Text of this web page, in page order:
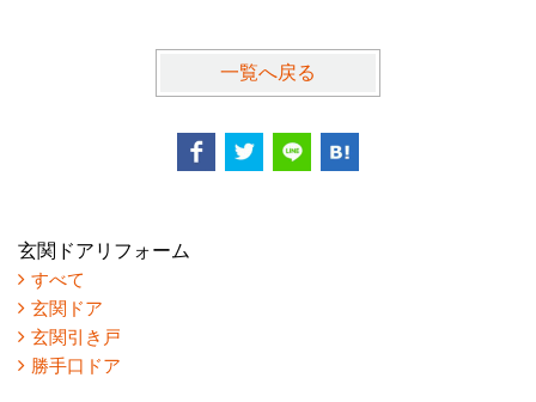
一覧へ戻る
玄関ドアリフォーム
すべて
玄関ドア
玄関引き戸
勝手口ドア